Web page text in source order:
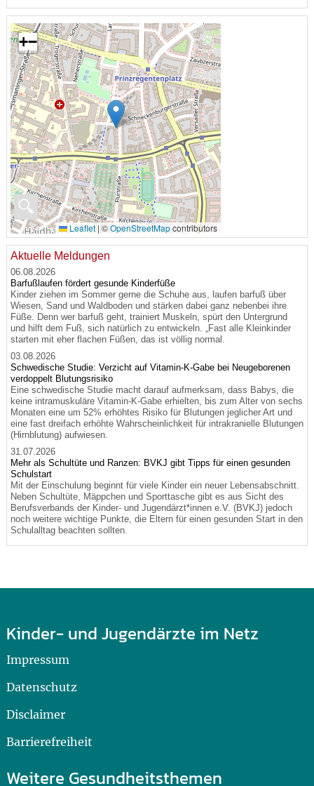
🔍
+−
Leaflet | ©OpenStreetMapcontributors
Aktuelle Meldungen
06.08.2026
Barfußlaufen fördert gesunde Kinderfüße
Kinder ziehen im Sommer gerne die Schuhe aus, laufen barfuß über
Wiesen, Sand und Waldboden und stärken dabei ganz nebenbei ihre
Füße. Denn wer barfuß geht, trainiert Muskeln, spürt den Untergrund
und hilft dem Fuß, sich natürlich zu entwickeln. „Fast alle Kleinkinder
starten mit eher flachen Füßen, das ist völlig normal.
03.08.2026
Schwedische Studie: Verzicht auf Vitamin-K-Gabe bei Neugeborenen
verdoppelt Blutungsrisiko
Eine schwedische Studie macht darauf aufmerksam, dass Babys, die
keine intramuskuläre Vitamin-K-Gabe erhielten, bis zum Alter von sechs
Monaten eine um 52% erhöhtes Risiko für Blutungen jeglicher Art und
eine fast dreifach erhöhte Wahrscheinlichkeit für intrakranielle Blutungen
(Hirnblutung) aufwiesen.
31.07.2026
Mehr als Schultüte und Ranzen: BVKJ gibt Tipps für einen gesunden
Schulstart
Mit der Einschulung beginnt für viele Kinder ein neuer Lebensabschnitt.
Neben Schultüte, Mäppchen und Sporttasche gibt es aus Sicht des
Berufsverbands der Kinder- und Jugendärzt*innen e.V. (BVKJ) jedoch
noch weitere wichtige Punkte, die Eltern für einen gesunden Start in den
Schulalltag beachten sollten.
Kinder- und Jugendärzte im Netz
Impressum
Datenschutz
Disclaimer
Barrierefreiheit
Weitere Gesundheitsthemen